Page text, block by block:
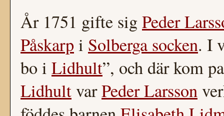
År 1751 gifte sigPeder
Påskarp i Solberga socken. I
bo i Lidhult”, och där kom
LidhultvarPeder Larsson